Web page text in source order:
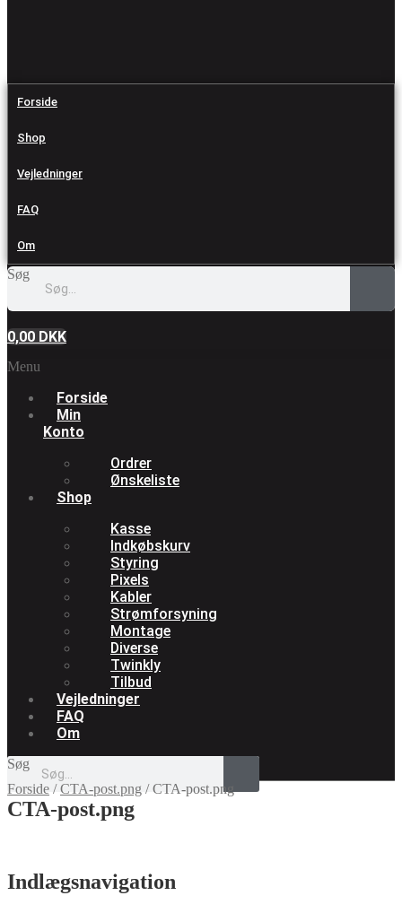
Forside
Shop
Vejledninger
FAQ
Om
Søg
0,00 DKK
Menu
Forside
Min
Konto
Ordrer
Ønskeliste
Shop
Kasse
Indkøbskurv
Styring
Pixels
Kabler
Strømforsyning
Montage
Diverse
Twinkly
Tilbud
Vejledninger
FAQ
Om
Søg
Forside /CTA-post.png /CTA-post.png
CTA-post.png
Indlægsnavigation